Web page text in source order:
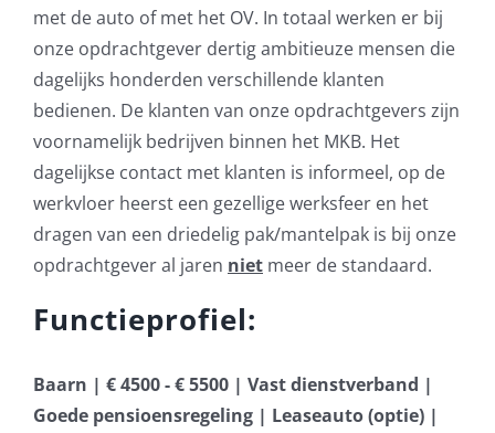
met de auto of met het OV. In totaal werken er bij
onze opdrachtgever dertig ambitieuze mensen die
dagelijks honderden verschillende klanten
bedienen. De klanten van onze opdrachtgevers zijn
voornamelijk bedrijven binnen het MKB. Het
dagelijkse contact met klanten is informeel, op de
werkvloer heerst een gezellige werksfeer en het
dragen van een driedelig pak/mantelpak is bij onze
opdrachtgever al jaren niet meer de standaard.
Functieprofiel:
Baarn | € 4500 - € 5500 | Vast dienstverband |
Goede pensioensregeling | Leaseauto (optie) |